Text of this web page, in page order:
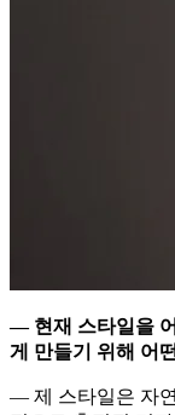
— 현재 스타일을
게 만들기 위해 어
— 제 스타일은 자